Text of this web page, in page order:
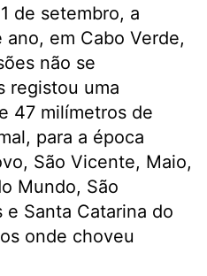
de setembro, a
em Cabo Verde,
não se
registou uma
47 milímetros de
para a época
São Vicente, Maio,
Mundo, São
e Santa Catarina do
onde choveu